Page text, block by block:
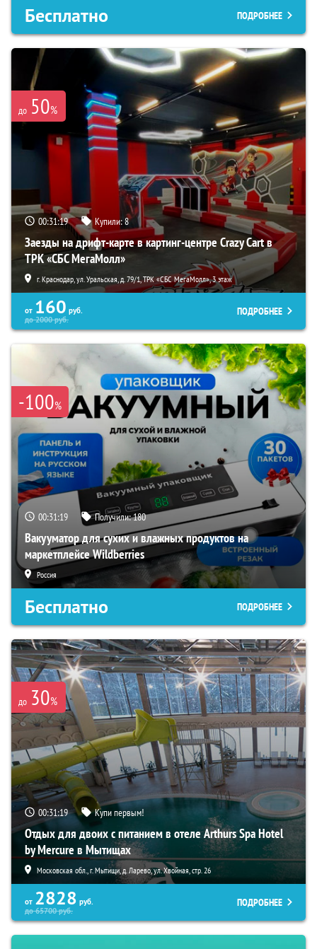
Бесплатно ПОДРОБНЕЕ
до 50%
00:31:18 Купили:8
Заезды на дрифт-карте в картинг-центре Crazy Cart в
ТРК «СБС МегаМолл»
г. Краснодар, ул. Уральская, д. 79/1, ТРК «СБС МегаМолл», 3 этаж
от 160 руб.
до2000руб.
ПОДРОБНЕЕ
-100%
00:31:18 Получили:180
Вакууматор для сухих и влажных продуктов на
маркетплейсе Wildberries
Россия
Бесплатно ПОДРОБНЕЕ
до 30%
00:31:18 Купи первым!
Отдых для двоих с питанием в отеле Arthurs Spa Hotel
by Mercure в Мытищах
Московская обл., г. Мытищи, д. Ларево, ул. Хвойная, стр. 26
от 2828 руб.
до65700руб.
ПОДРОБНЕЕ